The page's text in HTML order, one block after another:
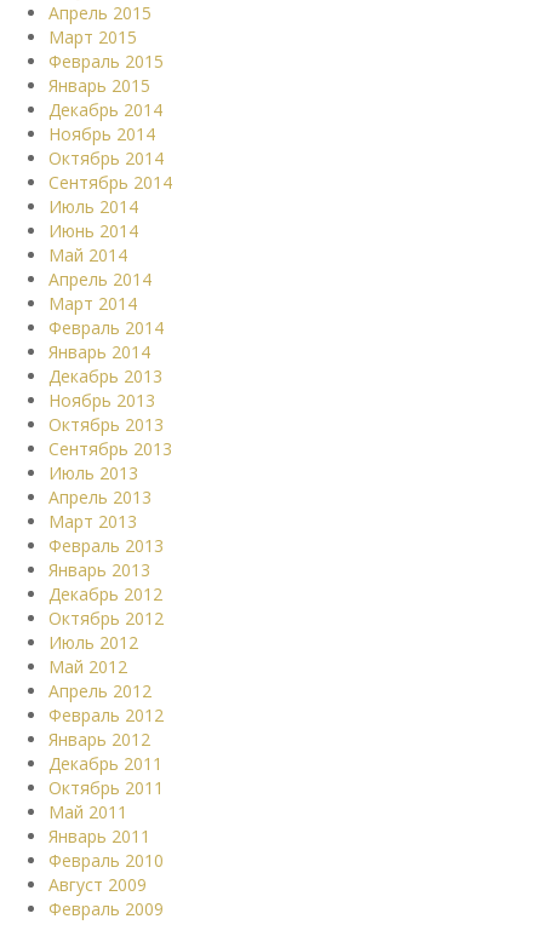
Апрель 2015
Март 2015
Февраль 2015
Январь 2015
Декабрь 2014
Ноябрь 2014
Октябрь 2014
Сентябрь 2014
Июль 2014
Июнь 2014
Май 2014
Апрель 2014
Март 2014
Февраль 2014
Январь 2014
Декабрь 2013
Ноябрь 2013
Октябрь 2013
Сентябрь 2013
Июль 2013
Апрель 2013
Март 2013
Февраль 2013
Январь 2013
Декабрь 2012
Октябрь 2012
Июль 2012
Май 2012
Апрель 2012
Февраль 2012
Январь 2012
Декабрь 2011
Октябрь 2011
Май 2011
Январь 2011
Февраль 2010
Август 2009
Февраль 2009